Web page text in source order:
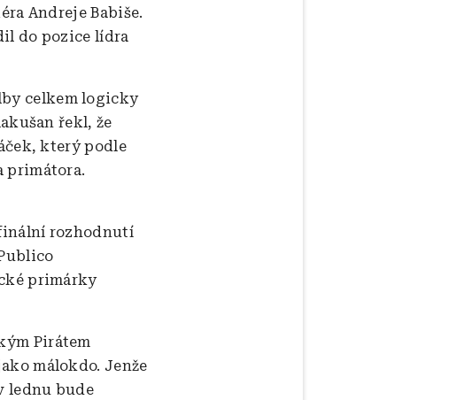
Andreje Babiše.
do pozice lídra
celkem logicky
řekl, že
který podle
primátora.
finální rozhodnutí
primárky
Pirátem
málokdo. Jenže
lednu bude